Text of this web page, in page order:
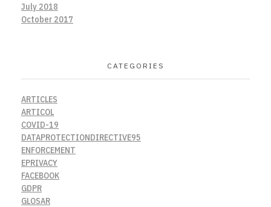
July 2018
October 2017
CATEGORIES
ARTICLES
ARTICOL
COVID-19
DATAPROTECTIONDIRECTIVE95
ENFORCEMENT
EPRIVACY
FACEBOOK
GDPR
GLOSAR